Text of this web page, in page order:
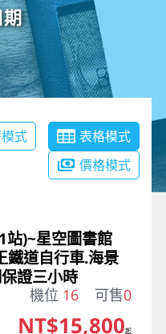
式
表格模式
價格模式
站)~星空圖書館
鐵道自行車.海景
證三小時
機位 16 可售0
NT$15,800起